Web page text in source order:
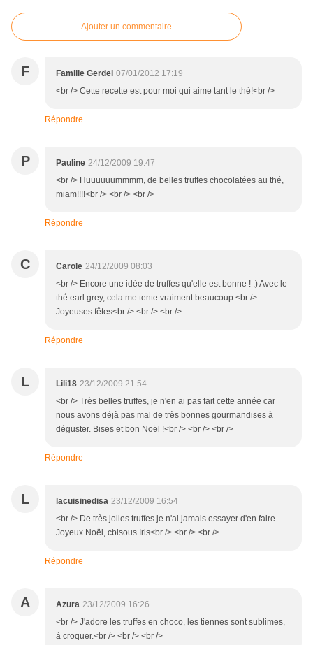
Ajouter un commentaire
F Famille Gerdel 07/01/2012 17:19
<br /> Cette recette est pour moi qui aime tant le thé!<br />
Répondre
P Pauline 24/12/2009 19:47
<br /> Huuuuuummmm, de belles truffes chocolatées au thé,
miam!!!!<br /> <br /> <br />
Répondre
C Carole 24/12/2009 08:03
<br /> Encore une idée de truffes qu'elle est bonne ! ;) Avec le
thé earl grey, cela me tente vraiment beaucoup.<br />
Joyeuses fêtes<br /> <br /> <br />
Répondre
L Lili18 23/12/2009 21:54
<br /> Très belles truffes, je n'en ai pas fait cette année car
nous avons déjà pas mal de très bonnes gourmandises à
déguster. Bises et bon Noël !<br /> <br /> <br />
Répondre
L lacuisinedisa 23/12/2009 16:54
<br /> De très jolies truffes je n'ai jamais essayer d'en faire.
Joyeux Noël, cbisous Iris<br /> <br /> <br />
Répondre
A Azura 23/12/2009 16:26
<br /> J'adore les truffes en choco, les tiennes sont sublimes,
à croquer.<br /> <br /> <br />